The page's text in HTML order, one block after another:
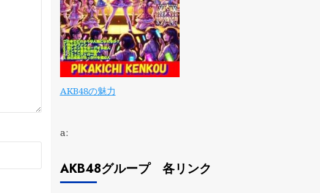
AKB48の魅力
a:
AKB48グループ 各リンク